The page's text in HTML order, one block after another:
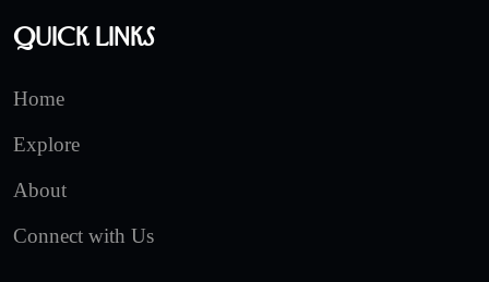
Quick Links
Home
Explore
About
Connect with Us